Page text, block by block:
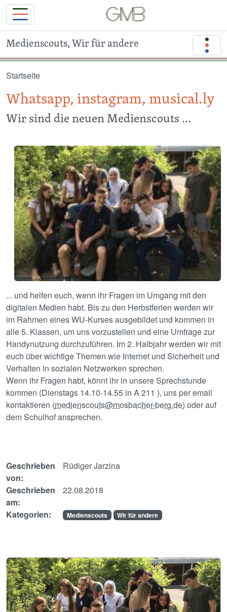
Medienscouts, Wir für andere
Startseite
Whatsapp, instagram, musical.ly
Wir sind die neuen Medienscouts ...
Image
... und helfen euch, wenn ihr Fragen im Umgang mit den
digitalen Medien habt. Bis zu den Herbstferien werden wir
im Rahmen eines WU-Kurses ausgebildet und kommen in
alle 5. Klassen, um uns vorzustellen und eine Umfrage zur
Handynutzung durchzuführen. Im 2. Halbjahr werden wir mit
euch über wichtige Themen wie Internet und Sicherheit und
Verhalten in sozialen Netzwerken sprechen.
Wenn ihr Fragen habt, könnt ihr in unsere Sprechstunde
kommen (Dienstags 14.10-14.55 in A 211 ), uns per email
kontaktieren (medienscouts@mosbacher-berg.de) oder auf
dem Schulhof ansprechen.
Geschrieben
von:
Rüdiger Jarzina
Geschrieben
am:
22.08.2018
Kategorien: Medienscouts Wir für andere
Image